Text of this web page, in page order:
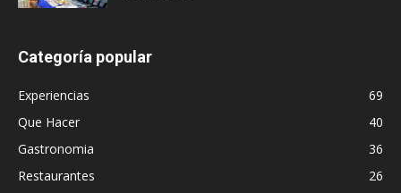
Categoría popular
Experiencias
69
Que Hacer
40
Gastronomia
36
Restaurantes
26